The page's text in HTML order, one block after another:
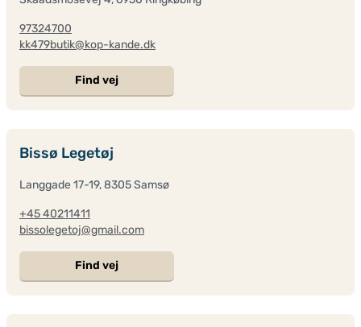
97324700
kk479butik@kop-kande.dk
Find vej
Bissø Legetøj
Langgade 17-19, 8305 Samsø
+45 40211411
bissolegetoj@gmail.com
Find vej